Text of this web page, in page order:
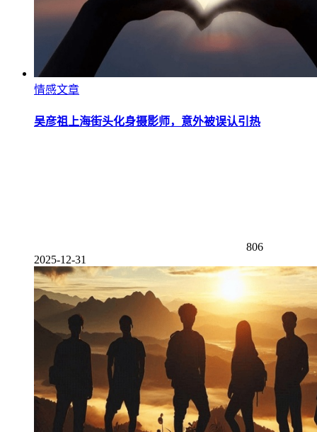
情感文章
吴彦祖上海街头化身摄影师，意外被误认引热
806
2025-12-31